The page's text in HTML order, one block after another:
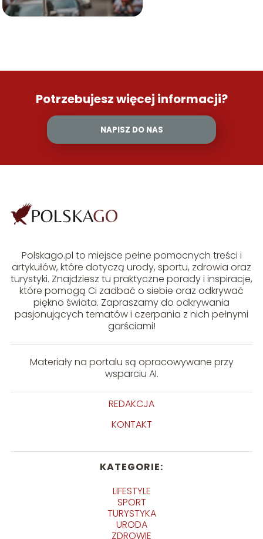
Potrzebujesz więcej informacji?
NAPISZ DO NAS
Polskago.pl to miejsce pełne pomocnych treści i
artykułów, które dotyczą urody, sportu, zdrowia oraz
turystyki. Znajdziesz tu praktyczne porady i inspiracje,
które pomogą Ci zadbać o siebie oraz odkrywać
piękno świata. Zapraszamy do odkrywania
pasjonujących tematów i czerpania z nich pełnymi
garściami!
Materiały na portalu są opracowywane przy
wsparciu AI.
REDAKCJA
KONTAKT
KATEGORIE:
LIFESTYLE
SPORT
TURYSTYKA
URODA
ZDROWIE